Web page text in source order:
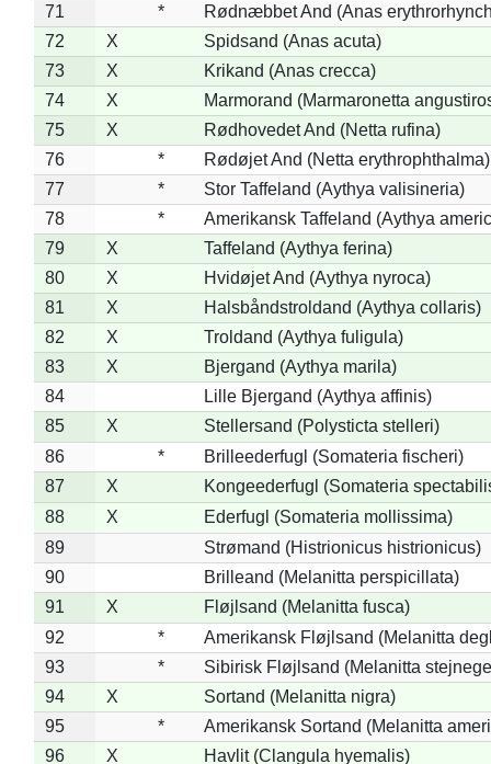
71
*
Rødnæbbet And (Anas
72
X
Spidsand (Anas acuta)
73
X
Krikand (Anas crecca)
74
X
Marmorand (Marmaronetta
75
X
Rødhovedet And (Netta rufina)
76
*
Rødøjet And (Netta erythrophthalma)
77
*
Stor Taffeland (Aythya valisineria)
78
*
Amerikansk Taffeland (Aythya
79
X
Taffeland (Aythya ferina)
80
X
Hvidøjet And (Aythya nyroca)
81
X
Halsbåndstroldand (Aythya collaris)
82
X
Troldand (Aythya fuligula)
83
X
Bjergand (Aythya marila)
84
Lille Bjergand (Aythya affinis)
85
X
Stellersand (Polysticta stelleri)
86
*
Brilleederfugl (Somateria fischeri)
87
X
Kongeederfugl (Somateria
88
X
Ederfugl (Somateria mollissima)
89
Strømand (Histrionicus histrionicus)
90
Brilleand (Melanitta perspicillata)
91
X
Fløjlsand (Melanitta fusca)
92
*
Amerikansk Fløjlsand (Melanitta
93
*
Sibirisk Fløjlsand (Melanitta
94
X
Sortand (Melanitta nigra)
95
*
Amerikansk Sortand (Melanitta
96
X Havlit (Clangula hyemalis)